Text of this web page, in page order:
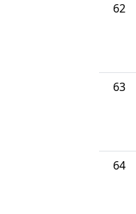
62
63
64